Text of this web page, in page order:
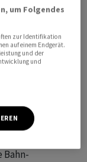
mit
Bonn mit
und den
war
Bahn-
um Folgendes
zur Identifikation
auf einem Endgerät.
und der
und